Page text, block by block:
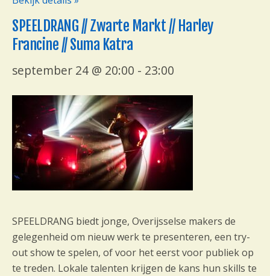
SPEELDRANG // Zwarte Markt // Harley
Francine // Suma Katra
september 24 @ 20:00 - 23:00
SPEELDRANG biedt jonge, Overijsselse makers de
gelegenheid om nieuw werk te presenteren, een try-
out show te spelen, of voor het eerst voor publiek op
te treden. Lokale talenten krijgen de kans hun skills te